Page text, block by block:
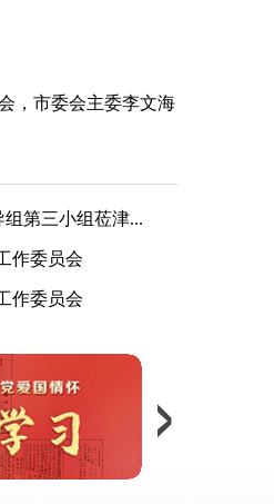
生第四届委员会
，市委会主委李文海
第三小组莅津...
作委员会
作委员会